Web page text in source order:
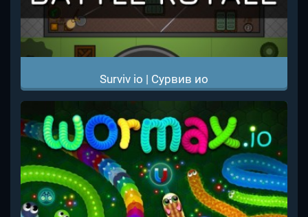
Surviv io | Сурвив ио